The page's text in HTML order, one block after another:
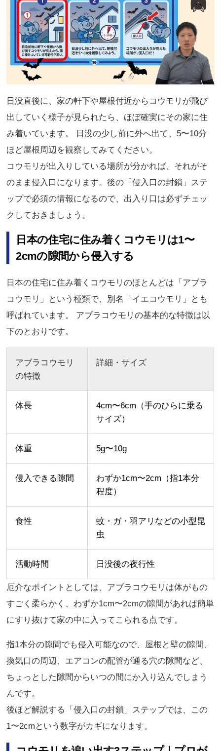
日没直後に、家の軒下や屋根付近からコウモリが飛び
出していく様子が見られたら、ほぼ確実にその家に住
み着いています。 日没の少し前に外へ出て、5〜10分
ほど屋根周辺を観察してみてください。
コウモリが出入りしている場所が分かれば、それがそ
のまま侵入口になります。後の「侵入口の封鎖」ステ
ップで必須の情報になるので、出入り口は必ずチェッ
クしておきましょう。
日本の住宅に住み着くコウモリは1〜
2cmの隙間から侵入する
日本の住宅に住み着くコウモリのほとんどは「アブラ
コウモリ」という種類で、別名「イエコウモリ」とも
呼ばれています。 アブラコウモリの基本的な特徴は以
下のとおりです。
アブラコウモリ
の特徴
詳細・サイズ
体長
4cm〜6cm（手のひらに乗る
サイズ）
体重 5g〜10g
侵入できる隙間
わずか1cm〜2cm（指1本分
程度）
食性
蚊・ガ・羽アリなどの小型昆
虫
活動時間 日没後の夜行性
厄介なポイントとしては、アブラコウモリは体がもの
すごく柔らかく、わずか1cm〜2cmの隙間があれば簡単
にすり抜けて家の中に入ってこられる点です。
指1本分の隙間でも侵入可能なので、屋根と壁の隙間、
換気口の周辺、エアコンの配管が通る穴の隙間など、
ちょっとした隙間からいつの間にか入り込んでしまう
んです。
後ほど解説する「侵入口の封鎖」ステップでは、この
1〜2cmという数字がカギになります。